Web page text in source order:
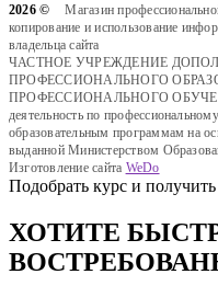
2026 ©
Магазин
копирование и использование
владельца сайта
ЧАСТНОЕ УЧРЕЖДЕНИЕ
ПРОФЕССИОНАЛЬНОГО
ПРОФЕССИОНАЛЬНОГО
деятельность по
образовательным программам на
выданной Министерством
Изготовление сайта WeDo
Подобрать курс и
ХОТИТЕ